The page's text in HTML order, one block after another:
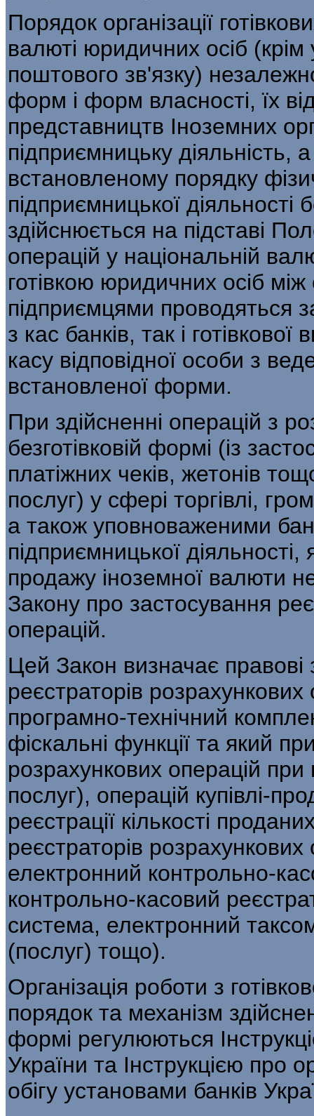
Порядок організації
валюті юридичних осіб (крім
поштового зв'язку)
форм і форм власності, їх
представництв Іноземних
підприємницьку діяльність,
встановленому порядку
підприємницької
здійснюється на підставі
операцій у національній
готівкою юридичних осіб
підприємцями проводяться
з кас банків, так і
касу відповідної особи з
встановленої форми.
При здійсненні операцій з
безготівковій формі (із
платіжних чеків, жетонів
послуг) у сфері торгівлі,
а також уповноваженими
підприємницької діяльності,
продажу іноземної валюти
Закону про застосування
операцій.
Цей Закон визначає правові
реєстраторів
програмно-технічний
фіскальні функції та який
розрахункових операцій
послуг), операцій купівлі-
реєстрації кількості
реєстраторів
електронний контрольно-
контрольно-касовий
система, електронний
(послуг) тощо).
Організація роботи з
порядок та механізм
формі регулюються
України та Інструкцією про
обігу установами банків